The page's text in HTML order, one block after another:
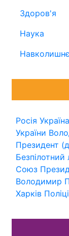
Здоров'я
Наука
Росія Україна
України
Президент
Безпілотний
Союз
Володимир
Харків